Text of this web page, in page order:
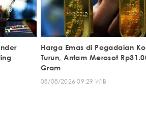
Harga Emas di Pegadaian
Turun, Antam Merosot
Gram
08/08/2026 09:29 WIB